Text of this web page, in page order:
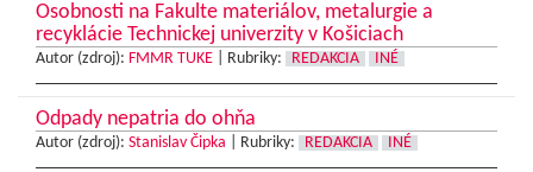
Osobnosti na Fakulte materiálov, metalurgie a
recyklácie Technickej univerzity v Košiciach
Autor (zdroj): FMMR TUKE Rubriky: REDAKCIA INÉ
Odpady nepatria do ohňa
Autor (zdroj): Stanislav Čipka Rubriky: REDAKCIA INÉ